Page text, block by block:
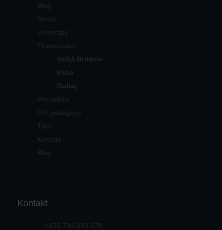
Blog
Domů
Univerzity
Financování
Velká Británie
Irsko
Dubaj
Pro rodiče
Pro pedagogy
Tým
Kontakt
Blog
Kontakt
+420 734 693 278